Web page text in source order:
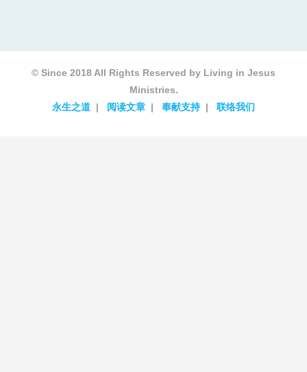
© Since 2018 All Rights Reserved by Living in Jesus
Ministries.
永生之道
阅读文章 奉献支持 联络我们